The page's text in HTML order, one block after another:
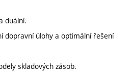
duální.
dopravní úlohy a optimální řešení
skladových zásob.